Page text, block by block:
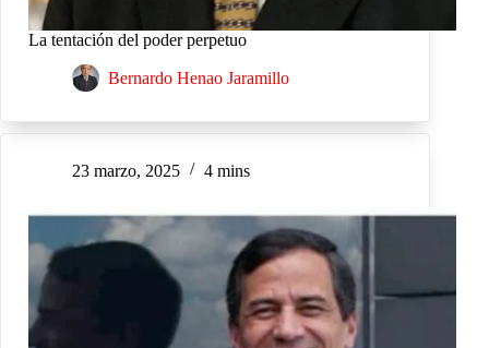
La tentación del poder perpetuo
Bernardo Henao Jaramillo
23 marzo, 2025 4 mins